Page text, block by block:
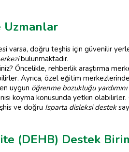
Uzmanlar
varsa, doğru teşhis için güvenilir
bulunmaktadır.
Öncelikle, rehberlik araştırma
Ayrıca, özel eğitim
uygun öğrenme bozukluğu yardımını
koyma konusunda yetkin
ve doğru Isparta disleksi destek
(DEHB) Destek